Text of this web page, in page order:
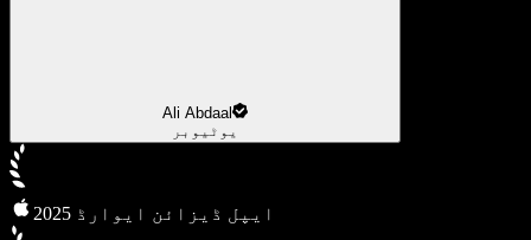
Ali Abdaal
یوٹیوبر
2025 ایپل ڈیزائن ایوارڈ